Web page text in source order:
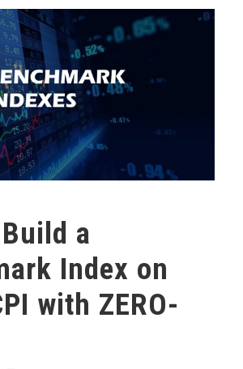
a
Index on
with ZERO-